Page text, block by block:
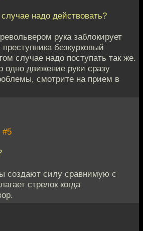
случае надо действовать?
рука заблокирует
безкурковый
случае надо поступать так же.
одно движение руки сразу
смотрите на прием в
#5
создают силу сравнимую с
стрелок когда